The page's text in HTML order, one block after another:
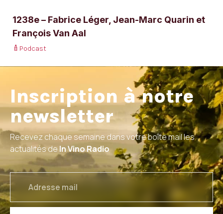
1238e – Fabrice Léger, Jean-Marc Quarin et
François Van Aal
Podcast
Inscription à notre
newsletter
Recevez chaque semaine dans votre boîte mail les
actualités de In Vino Radio
email